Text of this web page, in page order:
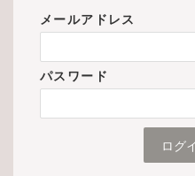
メールアドレス
パスワード